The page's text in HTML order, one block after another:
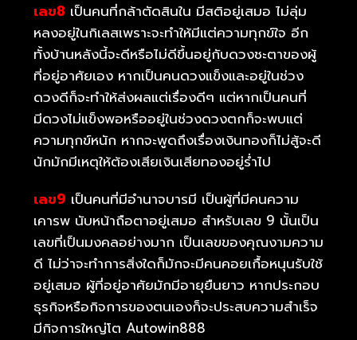
เลข8 เป็นคนที่กล้าตัดสินใน มีสติอยู่เสมอ ไม่ลุ่ม
หลงอยู่ในกิเลสเพราะจะทำให้มีแต่ความทุกข์ใจ อีก
ทั้งบ้านหลังนี้จะดีหรือไม่ดีขึ้นอยู่กับดวงชะตาของผู้
ที่อยู่อาศัยเอง หากเป็นคนดวงแข็งและอยู่ในช่วง
ดวงดีก็จะทำให้ส่งผลแต่เรื่องดีๆ แต่หากเป็นคนที่
มีดวงไม่แข็งพอหรืออยู่ในช่วงดวงตกก็จะพบแต่
ความทุกข์หนัก หากจะพูดถึงเรื่องเงินทองก็ไม่สู้จะดี
นักมักมีเหตุให้ต้องเสียเงินเสียทองอยู่ร่ำไป
เลข9 เป็นคนที่มีอำนาจบารมี เป็นผู้ที่มีคนความ
เคารพ นับหน้าถือตาอยู่เสมอ สำหรับเลข 9 นั้นเป็น
เลขที่เป็นมงคลอย่างมาก เป็นเลขของคุณงามความ
ดี ไม่ว่าจะทำการสิ่งใดก็มักจะมีคนคอยเกื้อหนุนรับใช้
อยู่เสมอ ผู้ที่อยู่อาศัยมักมีอายุยืนยาว หากประกอบ
ธุรกิจหรือกิจการของตนเองก็จะประสบความสำเร็จ
มีกิจการใหญ่โต Autowin888